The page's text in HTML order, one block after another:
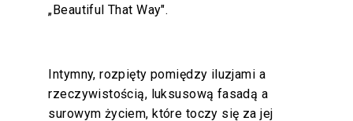
„Beautiful That Way".
Intymny, rozpięty pomiędzy iluzjami a
rzeczywistością, luksusową fasadą a
surowym życiem, które toczy się za jej